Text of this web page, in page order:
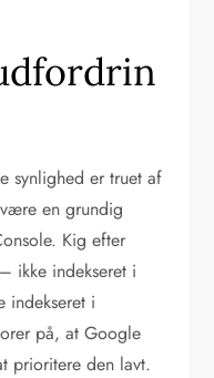
synlighed er truet af
en grundig
Kig efter
ikke indekseret i
indekseret i
på, at Google
prioritere den lavt.